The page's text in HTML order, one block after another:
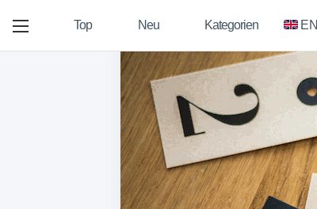
Top Neu Kategorien EN